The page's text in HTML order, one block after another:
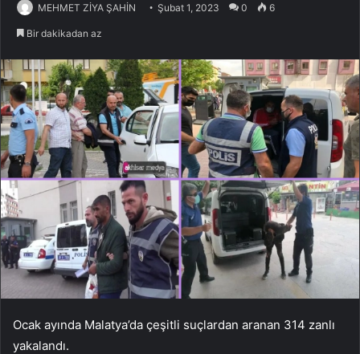
MEHMET ZİYA ŞAHİN Şubat 1, 2023 0 6
Bir dakikadan az
Ocak ayında Malatya’da çeşitli suçlardan aranan 314 zanlı
yakalandı.